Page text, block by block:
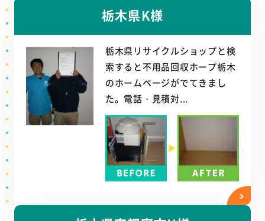
栃木県K様
栃木県リサイクルショップと検
索すると不用品回収ホープ栃木
のホームページがでてきまし
た。電話・見積対...